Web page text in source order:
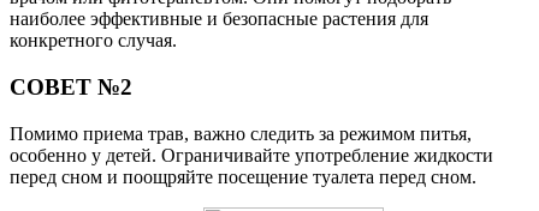
наиболее эффективные и безопасные растения для
конкретного случая.
СОВЕТ №2
Помимо приема трав, важно следить за режимом питья,
особенно у детей. Ограничивайте употребление жидкости
перед сном и поощряйте посещение туалета перед сном.